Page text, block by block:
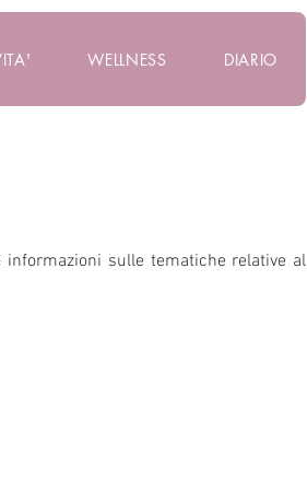
WELLNESS DIARIO
sulle tematiche relative al